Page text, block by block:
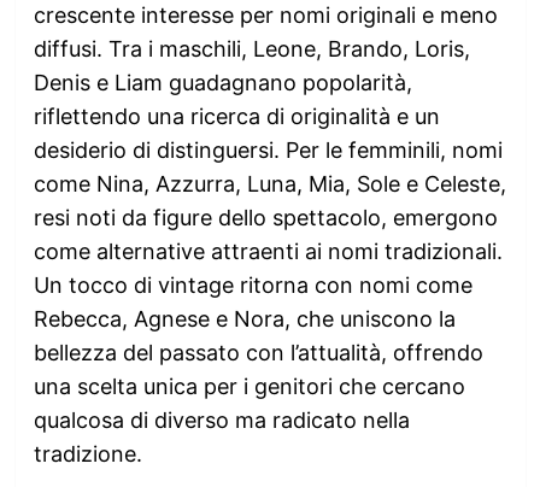
crescente interesse per nomi originali e meno
diffusi. Tra i maschili, Leone, Brando, Loris,
Denis e Liam guadagnano popolarità,
riflettendo una ricerca di originalità e un
desiderio di distinguersi. Per le femminili, nomi
come Nina, Azzurra, Luna, Mia, Sole e Celeste,
resi noti da figure dello spettacolo, emergono
come alternative attraenti ai nomi tradizionali.
Un tocco di vintage ritorna con nomi come
Rebecca, Agnese e Nora, che uniscono la
bellezza del passato con l’attualità, offrendo
una scelta unica per i genitori che cercano
qualcosa di diverso ma radicato nella
tradizione.